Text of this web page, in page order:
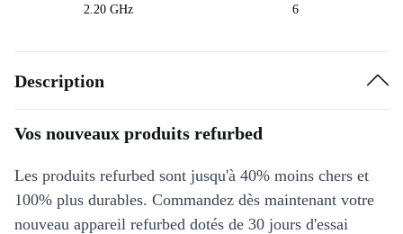
2.20 GHz
6
Description
Vos nouveaux produits refurbed
Les produits refurbed sont jusqu'à 40% moins chers et
100% plus durables. Commandez dès maintenant votre
nouveau appareil refurbed dotés de 30 jours d'essai